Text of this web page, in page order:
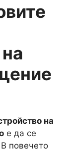
на
е да се
повечето